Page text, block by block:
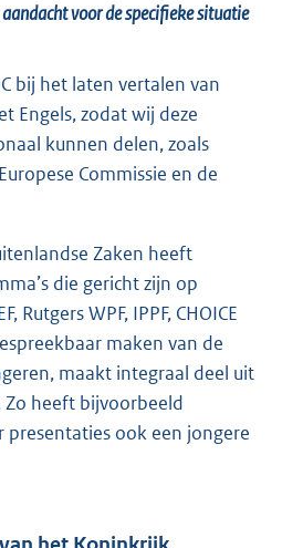
voor de specifieke situatie
bij het laten vertalen van
Engels, zodat wij deze
kunnen delen, zoals
Commissie en de
Zaken heeft
die gericht zijn op
Rutgers WPF, IPPF, CHOICE
maken van de
maakt integraal deel uit
Zo heeft bijvoorbeeld
presentaties ook een jongere